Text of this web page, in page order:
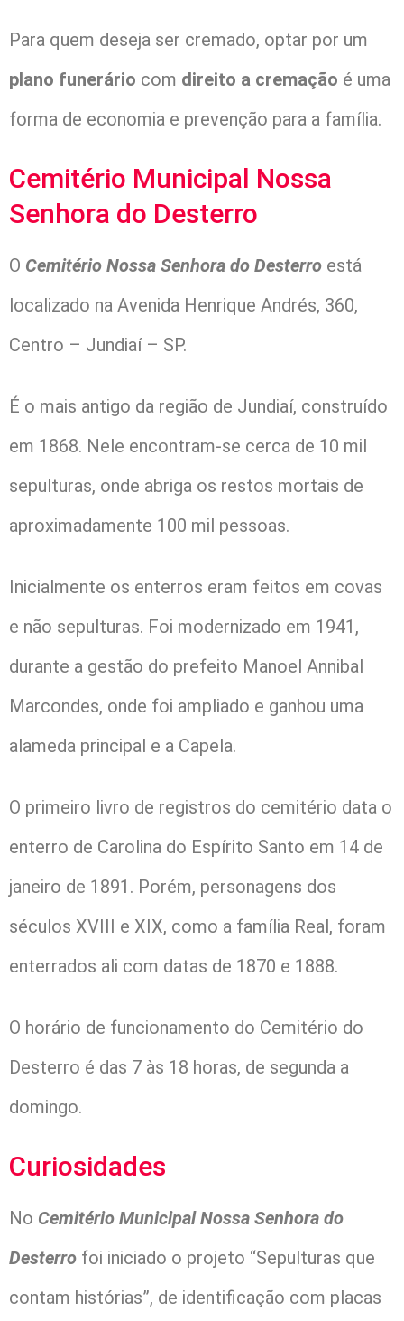
Para quem deseja ser cremado, optar por um
plano funerário com direito a cremação é uma
forma de economia e prevenção para a família.
Cemitério Municipal Nossa
Senhora do Desterro
O Cemitério Nossa Senhora do Desterro está
localizado na Avenida Henrique Andrés, 360,
Centro – Jundiaí – SP.
É o mais antigo da região de Jundiaí, construído
em 1868. Nele encontram-se cerca de 10 mil
sepulturas, onde abriga os restos mortais de
aproximadamente 100 mil pessoas.
Inicialmente os enterros eram feitos em covas
e não sepulturas. Foi modernizado em 1941,
durante a gestão do prefeito Manoel Annibal
Marcondes, onde foi ampliado e ganhou uma
alameda principal e a Capela.
O primeiro livro de registros do cemitério data o
enterro de Carolina do Espírito Santo em 14 de
janeiro de 1891. Porém, personagens dos
séculos XVIII e XIX, como a família Real, foram
enterrados ali com datas de 1870 e 1888.
O horário de funcionamento do Cemitério do
Desterro é das 7 às 18 horas, de segunda a
domingo.
Curiosidades
No Cemitério Municipal Nossa Senhora do
Desterro foi iniciado o projeto “Sepulturas que
contam histórias”, de identificação com placas